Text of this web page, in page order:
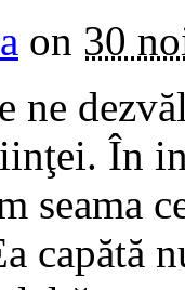
on 30
ne
În
seama
capătă